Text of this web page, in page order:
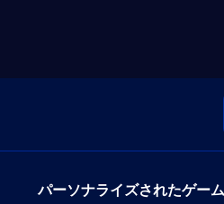
パーソナライズされたゲー